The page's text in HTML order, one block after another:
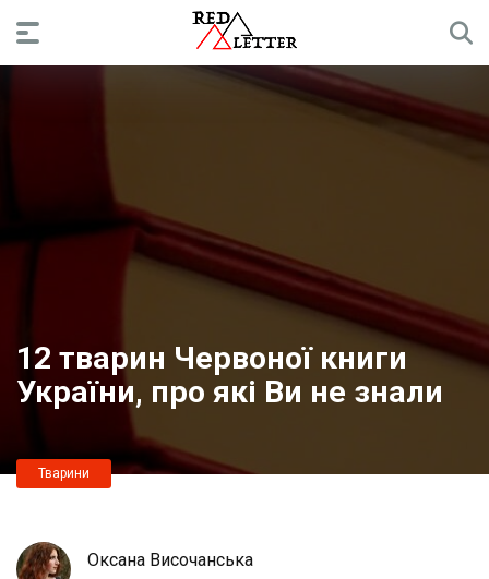
12 тварин Червоної книги
України, про які Ви не знали
Тварини
Оксана Височанська